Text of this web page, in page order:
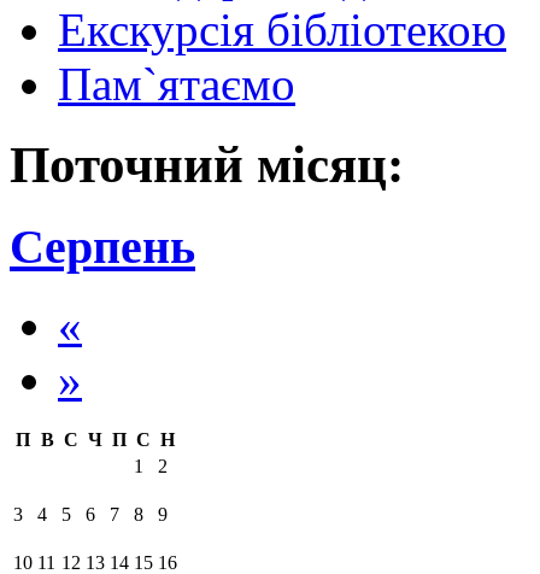
Екскурсія бібліотекою
Пам`ятаємо
Поточний місяц:
Серпень
«
»
П В С Ч П С Н
1
2
3 4 5 6 7 8 9
10 11 12 13 14 15 16